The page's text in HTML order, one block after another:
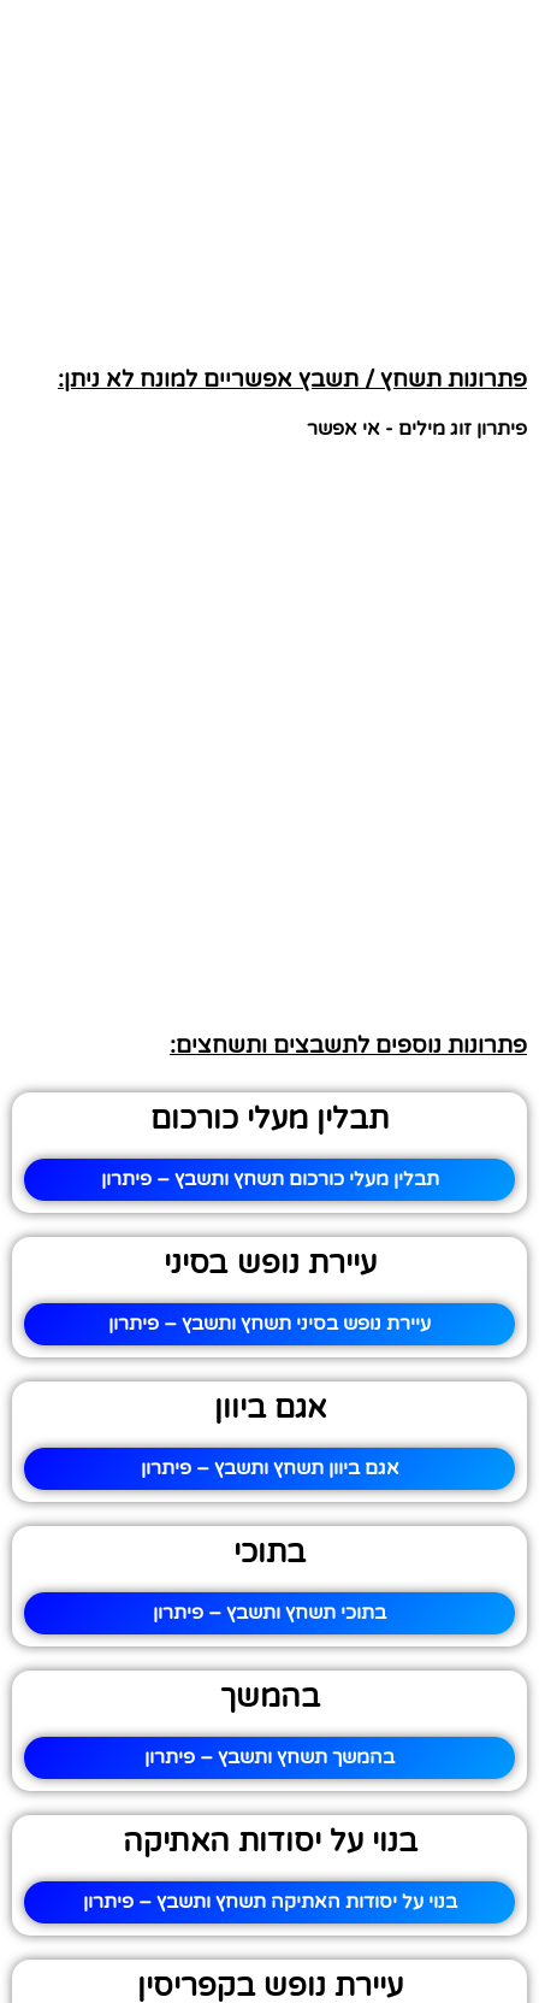
פתרונות תשחץ / תשבץ אפשריים למונח לא ניתן:
פיתרון זוג מילים - אי אפשר
פתרונות נוספים לתשבצים ותשחצים:
תבלין מעלי כורכום
תבלין מעלי כורכום תשחץ ותשבץ – פיתרון
עיירת נופש בסיני
עיירת נופש בסיני תשחץ ותשבץ – פיתרון
אגם ביוון
אגם ביוון תשחץ ותשבץ – פיתרון
בתוכי
בתוכי תשחץ ותשבץ – פיתרון
בהמשך
בהמשך תשחץ ותשבץ – פיתרון
בנוי על יסודות האתיקה
בנוי על יסודות האתיקה תשחץ ותשבץ – פיתרון
עיירת נופש בקפריסין